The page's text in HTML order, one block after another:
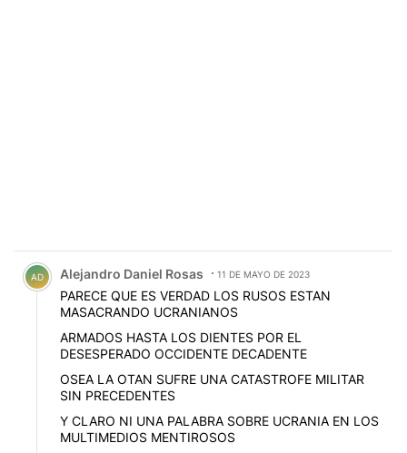
Comentario de Alejandro Daniel Rosas.
AD Alejandro Daniel Rosas 11 DE MAYO DE 2023
PARECE QUE ES VERDAD LOS RUSOS ESTAN
MASACRANDO UCRANIANOS
ARMADOS HASTA LOS DIENTES POR EL
DESESPERADO OCCIDENTE DECADENTE
OSEA LA OTAN SUFRE UNA CATASTROFE MILITAR
SIN PRECEDENTES
Y CLARO NI UNA PALABRA SOBRE UCRANIA EN LOS
MULTIMEDIOS MENTIROSOS